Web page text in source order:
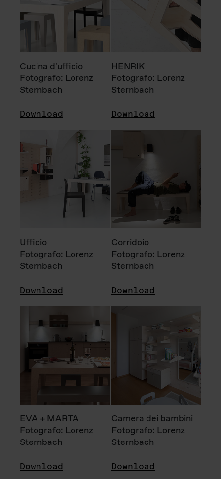
Cucina d'ufficio
Fotografo: Lorenz
Sternbach
Download
HENRIK
Fotografo: Lorenz
Sternbach
Download
Ufficio
Fotografo: Lorenz
Sternbach
Download
Corridoio
Fotografo: Lorenz
Sternbach
Download
EVA + MARTA
Fotografo: Lorenz
Sternbach
Download
Camera dei bambini
Fotografo: Lorenz
Sternbach
Download